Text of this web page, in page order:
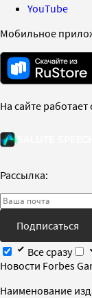
YouTube
Мобильное
На сайте работает
Рассылка:
Подписаться
Все сразу
Новости Forbes
Наименование